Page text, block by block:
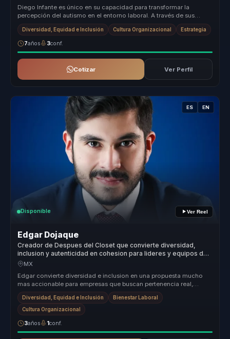
Diego Infante es único en su capacidad para transformar la
percepción del autismo en el entorno laboral. A través de sus
charlas, ofrece ...
Diversidad, Equidad e Inclusión Cultura Organizacional Estrategia
7años 3conf.
Cotizar Ver Perfil
ES EN
Disponible Ver Reel
Edgar Dojaque
Creador de Despues del Closet que convierte diversidad,
inclusion y autenticidad en cohesion para lideres y equipos de
trabajo.
MX
Edgar convierte diversidad e inclusion en una propuesta mucho
mas accionable para empresas que buscan pertenencia real,
conversaciones ma...
Diversidad, Equidad e Inclusión Bienestar Laboral
Cultura Organizacional
3años 1conf.